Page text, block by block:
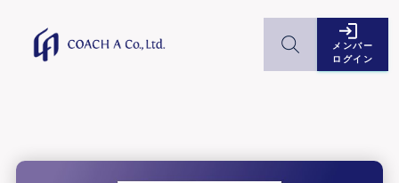
メンバー
ログイン